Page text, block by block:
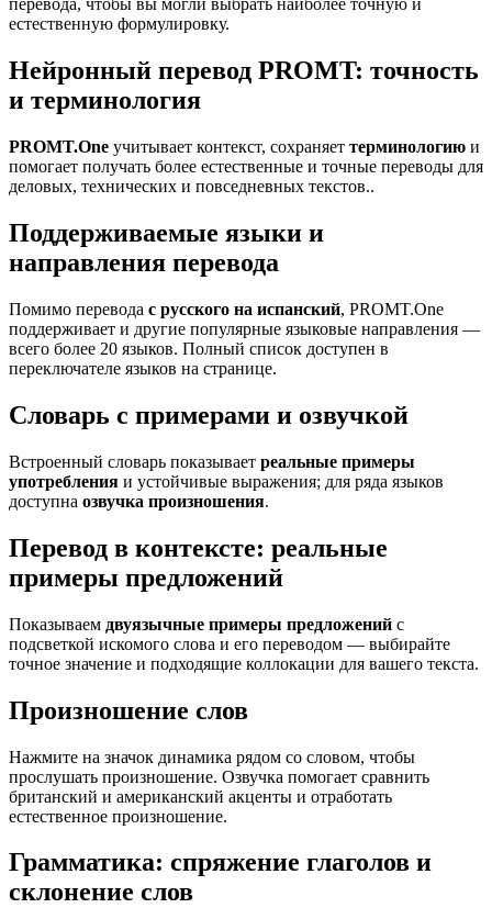
перевода, чтобы вы могли выбрать наиболее точную и
естественную формулировку.
Нейронный перевод PROMT: точность
и терминология
PROMT.One учитывает контекст, сохраняет терминологию и
помогает получать более естественные и точные переводы для
деловых, технических и повседневных текстов..
Поддерживаемые языки и
направления перевода
Помимо перевода с русского на испанский, PROMT.One
поддерживает и другие популярные языковые направления —
всего более 20 языков. Полный список доступен в
переключателе языков на странице.
Словарь с примерами и озвучкой
Встроенный словарь показывает реальные примеры
употребления и устойчивые выражения; для ряда языков
доступна озвучка произношения.
Перевод в контексте: реальные
примеры предложений
Показываем двуязычные примеры предложений с
подсветкой искомого слова и его переводом — выбирайте
точное значение и подходящие коллокации для вашего текста.
Произношение слов
Нажмите на значок динамика рядом со словом, чтобы
прослушать произношение. Озвучка помогает сравнить
британский и американский акценты и отработать
естественное произношение.
Грамматика: спряжение глаголов и
склонение слов